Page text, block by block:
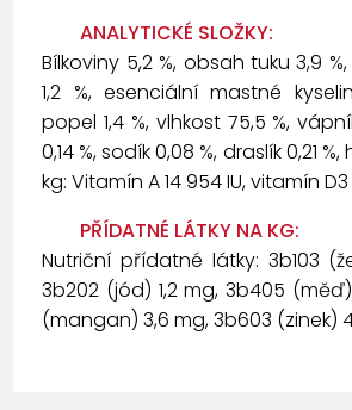
ANALYTICKÉ SLOŽKY:
Bílkoviny 5,2 %, obsah tuku 3,9
1,2 %, esenciální mastné
popel 1,4 %, vlhkost 75,5 %,
0,14 %, sodík 0,08 %, draslík 0,21
kg: Vitamín A 14 954 IU, vitamín D3
PŘÍDATNÉ LÁTKY NA KG:
Nutriční přídatné látky: 3b103
3b202 (jód) 1,2 mg, 3b405
(mangan) 3,6 mg, 3b603 (zinek)